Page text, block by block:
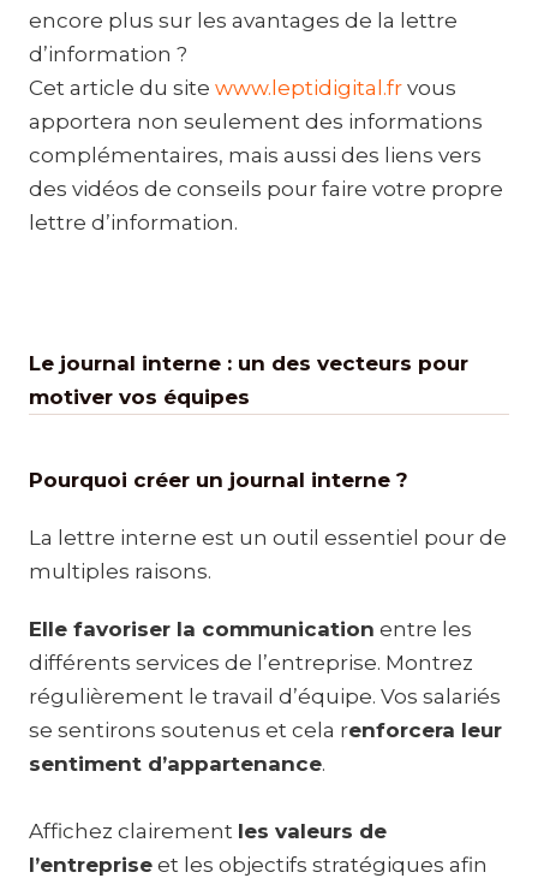
encore plus sur les avantages de la lettre
d’information ?
Cet article du site www.leptidigital.fr vous
apportera non seulement des informations
complémentaires, mais aussi des liens vers
des vidéos de conseils pour faire votre propre
lettre d’information.
Le journal interne : un des vecteurs pour
motiver vos équipes
Pourquoi créer un journal interne ?
La lettre interne est un outil essentiel pour de
multiples raisons.
Elle favoriser la communication entre les
différents services de l’entreprise. Montrez
régulièrement le travail d’équipe. Vos salariés
se sentirons soutenus et cela renforcera leur
sentiment d’appartenance.
Affichez clairement les valeurs de
l’entreprise et les objectifs stratégiques afin